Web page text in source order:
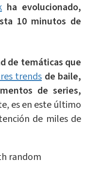
ha evolucionado,
10 minutos de
de temáticas que
trends de baile,
de series,
es en este último
de miles de
random